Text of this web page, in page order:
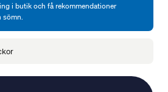
i butik och få rekommendationer
sömn.